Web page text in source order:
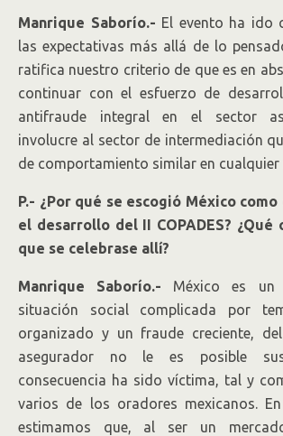
Manrique Saborío.- El evento ha ido
las expectativas más allá de lo
ratifica nuestro criterio de que es en
continuar con el esfuerzo de
antifraude integral en el sector
involucre al sector de intermediación
de comportamiento similar en cualquier
P.- ¿Por qué se escogió México
el desarrollo del II COPADES? ¿Qué
que se celebrase allí?
Manrique Saborío.- México es
situación social complicada por
organizado y un fraude creciente,
asegurador no le es posible
consecuencia ha sido víctima, tal y
varios de los oradores mexicanos.
estimamos que, al ser un